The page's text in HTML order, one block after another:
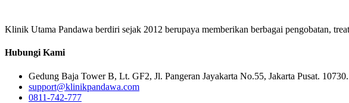
Klinik Utama Pandawa berdiri sejak 2012 berupaya memberikan berbagai pengobatan,
Hubungi Kami
Gedung Baja Tower B, Lt. GF2, Jl. Pangeran Jayakarta No.55, Jakarta Pusat. 10730.
support@klinikpandawa.com
0811-742-777